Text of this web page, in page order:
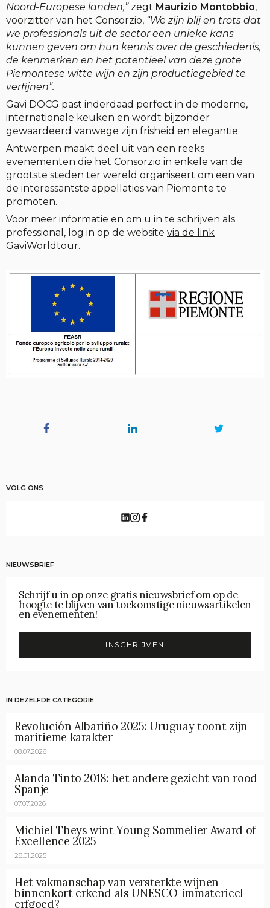
Noord-Europese landen,”zegt Maurizio Montobbio,
voorzitter van het Consorzio, “We zijn blij en trots dat
we professionals uit de sector een unieke kans
kunnen geven om hun kennis over de geschiedenis,
de kenmerken en het potentieel van deze grote
Piemontese witte wijn en zijn productiegebied te
verfijnen”.
Gavi DOCG past inderdaad perfect in de moderne,
internationale keuken en wordt bijzonder
gewaardeerd vanwege zijn frisheid en elegantie.
Antwerpen maakt deel uit van een reeks
evenementen die het Consorzio in enkele van de
grootste steden ter wereld organiseert om een van
de interessantste appellaties van Piemonte te
promoten.
Voor meer informatie en om u in te schrijven als
professional, log in op de website via de link
GaviWorldtour.
VOLG ONS
NIEUWSBRIEF
Schrijf u in op onze gratis nieuwsbrief om op de
hoogte te blijven van toekomstige nieuwsartikelen
en evenementen!
INSCHRIJVEN
IN DEZELFDE CATEGORIE
Revolución Albariño 2025: Uruguay toont zijn
maritieme karakter
08.07.2026
Alanda Tinto 2018: het andere gezicht van rood
Spanje
07.07.2026
Michiel Theys wint Young Sommelier Award of
Excellence 2025
28.01.2025
Het vakmanschap van versterkte wijnen
binnenkort erkend als UNESCO-immaterieel
erfgoed?